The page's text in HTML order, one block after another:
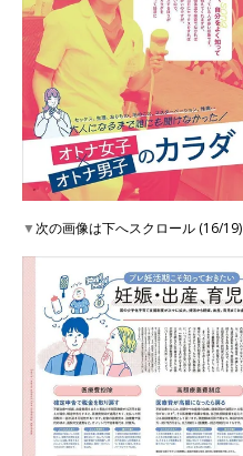
▼次の画像は下へスクロール (16/19)